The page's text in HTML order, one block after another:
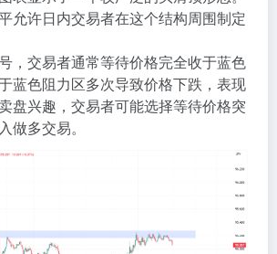
允许日内交易者在这个结构周围制定
，交易者通常等待价格完全收于蓝色
蓝色阻力区多次导致价格下跌，表现
盘兴趣，交易者可能选择等待价格突
做多交易。